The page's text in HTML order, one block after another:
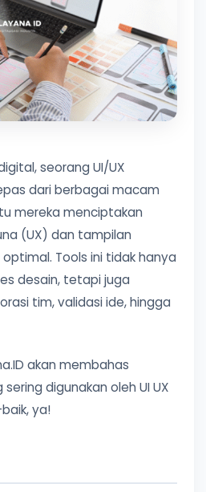
seorang UI/UX
dari berbagai macam
mereka menciptakan
(UX) dan tampilan
Tools ini tidak hanya
desain, tetapi juga
tim, validasi ide, hingga
akan membahas
digunakan oleh UI UX
ya!